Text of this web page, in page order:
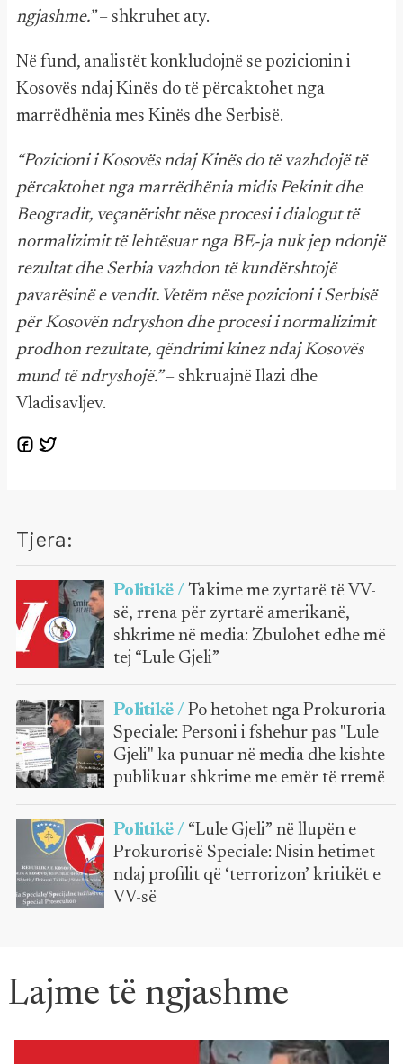
ngjashme.”– shkruhet aty.
Në fund, analistët konkludojnë se pozicionin i
Kosovës ndaj Kinës do të përcaktohet nga
marrëdhënia mes Kinës dhe Serbisë.
“Pozicioni i Kosovës ndaj Kinës do të vazhdojë të
përcaktohet nga marrëdhënia midis Pekinit dhe
Beogradit, veçanërisht nëse procesi i dialogut të
normalizimit të lehtësuar nga BE-ja nuk jep ndonjë
rezultat dhe Serbia vazhdon të kundërshtojë
pavarësinë e vendit. Vetëm nëse pozicioni i Serbisë
për Kosovën ndryshon dhe procesi i normalizimit
prodhon rezultate, qëndrimi kinez ndaj Kosovës
mund të ndryshojë.”– shkruajnë Ilazi dhe
Vladisavljev.
Tjera:
Politikë / Takime me zyrtarë të VV-
së, rrena për zyrtarë amerikanë,
shkrime në media: Zbulohet edhe më
tej “Lule Gjeli”
Politikë / Po hetohet nga Prokuroria
Speciale: Personi i fshehur pas "Lule
Gjeli" ka punuar në media dhe kishte
publikuar shkrime me emër të rremë
Politikë / “Lule Gjeli” në llupën e
Prokurorisë Speciale: Nisin hetimet
ndaj profilit që ‘terrorizon’ kritikët e
VV-së
Lajme të ngjashme